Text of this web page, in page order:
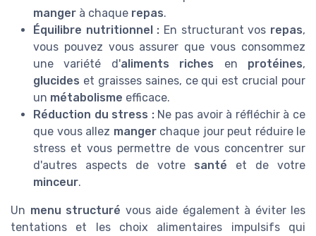
manger à chaque repas.
Équilibre nutritionnel : En structurant vos repas,
vous pouvez vous assurer que vous consommez
une variété d'aliments riches en protéines,
glucides et graisses saines, ce qui est crucial pour
un métabolisme efficace.
Réduction du stress :Ne pas avoir à réfléchir à ce
que vous allez mangerchaque jour peut réduire le
stress et vous permettre de vous concentrer sur
d'autres aspects de votre santé et de votre
minceur.
Un menu structuré vous aide également à éviter les
tentations et les choix alimentaires impulsifs qui